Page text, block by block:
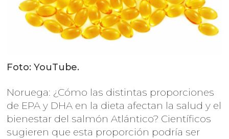
Foto: YouTube.
Noruega: ¿Cómo las distintas proporciones
de EPA y DHA en la dieta afectan la salud y el
bienestar del salmón Atlántico? Científicos
sugieren que esta proporción podría ser